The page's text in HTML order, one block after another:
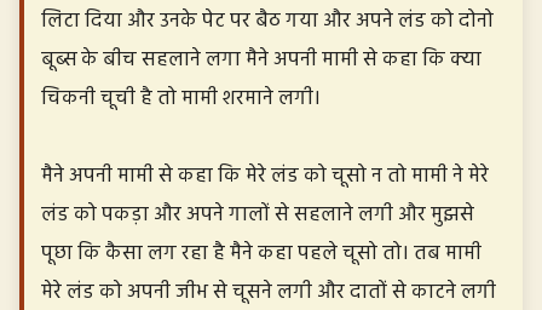
लिटा दिया और उनके पेट पर बैठ गया और अपने लंड को दोनो
बूब्स के बीच सहलाने लगा मैने अपनी मामी से कहा कि क्या
चिकनी चूची है तो मामी शरमाने लगी।
मैने अपनी मामी से कहा कि मेरे लंड को चूसो न तो मामी ने मेरे
लंड को पकड़ा और अपने गालों से सहलाने लगी और मुझसे
पूछा कि कैसा लग रहा है मैने कहा पहले चूसो तो। तब मामी
मेरे लंड को अपनी जीभ से चूसने लगी और दातों से काटने लगी